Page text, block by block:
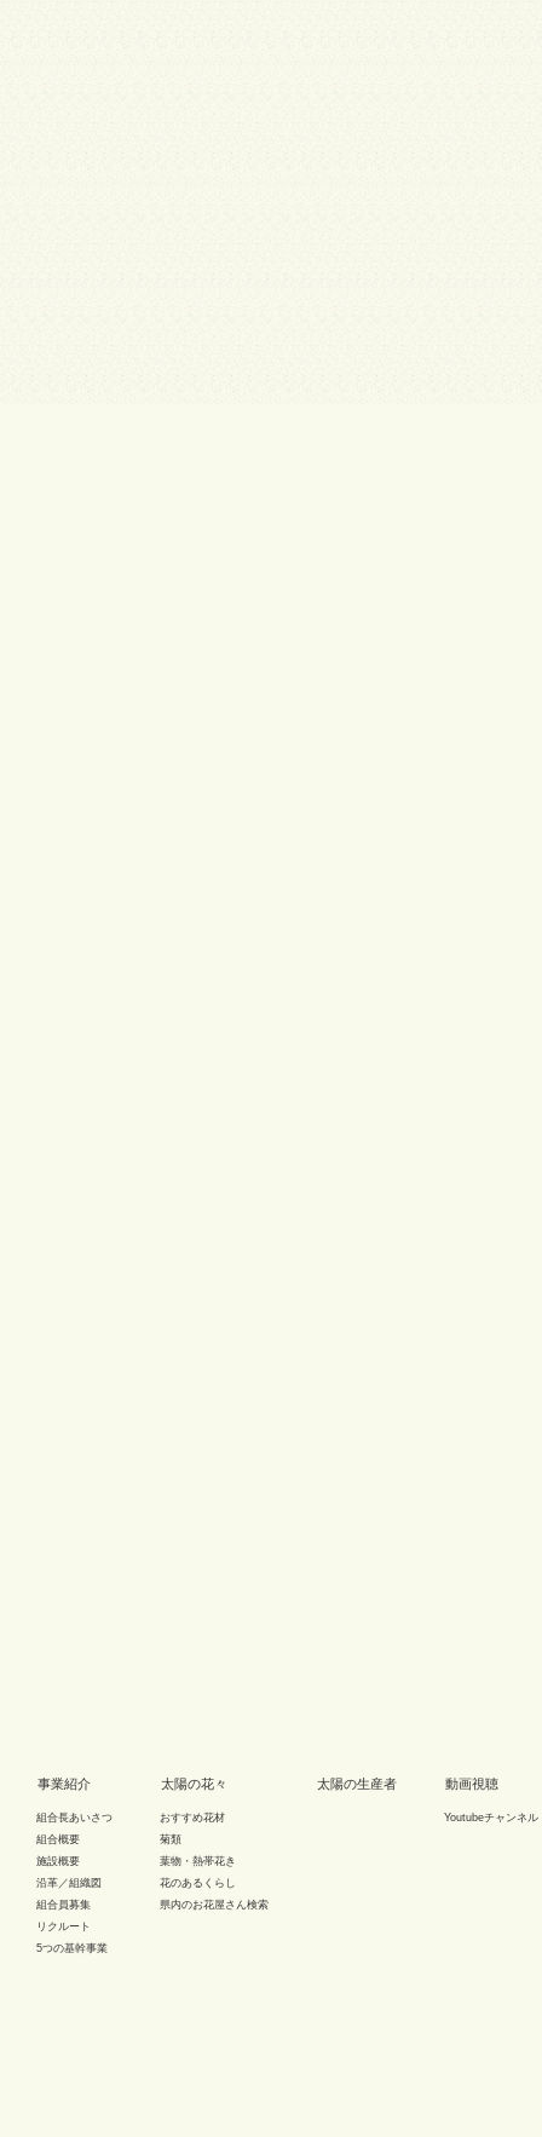
事業紹介
組合長あいさつ
組合概要
施設概要
沿革／組織図
組合員募集
リクルート
5つの基幹事業
太陽の花々
おすすめ花材
菊類
葉物・熱帯花き
花のあるくらし
県内のお花屋さん検索
太陽の生産者 動画視聴
Youtubeチャンネル